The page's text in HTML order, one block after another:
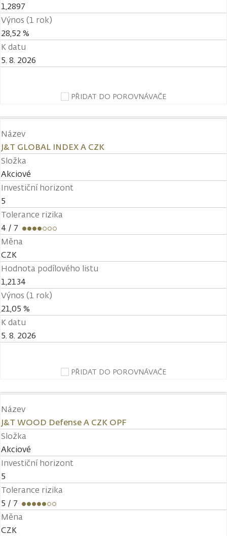
1,2897
Výnos (1 rok)
28,52 %
K datu
5. 8. 2026
PŘIDAT DO POROVNÁVAČE
Název
J&T GLOBAL INDEX A CZK
Složka
Akciové
Investiční horizont
5
Tolerance rizika
4 / 7
Měna
CZK
Hodnota podílového listu
1,2134
Výnos (1 rok)
21,05 %
K datu
5. 8. 2026
PŘIDAT DO POROVNÁVAČE
Název
J&T WOOD Defense A CZK OPF
Složka
Akciové
Investiční horizont
5
Tolerance rizika
5 / 7
Měna
CZK